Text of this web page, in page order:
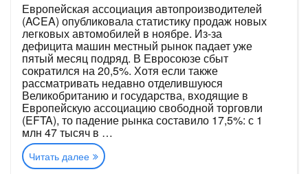
Европейская ассоциация автопроизводителей
(ACEA) опубликовала статистику продаж новых
легковых автомобилей в ноябре. Из-за
дефицита машин местный рынок падает уже
пятый месяц подряд. В Евросоюзе сбыт
сократился на 20,5%. Хотя если также
рассматривать недавно отделившуюся
Великобританию и государства, входящие в
Европейскую ассоциацию свободной торговли
(EFTA), то падение рынка составило 17,5%: с 1
млн 47 тысяч в …
Читать далее«Европейский
авторынок